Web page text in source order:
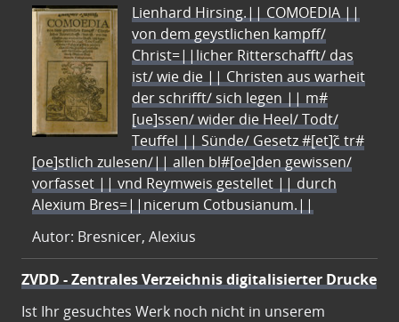
Lienhard Hirsing.|| COMOEDIA ||
von dem geystlichen kampff/
Christ=||licher Ritterschafft/ das
ist/ wie die || Christen aus warheit
der schrifft/ sich legen || m#
[ue]ssen/ wider die Heel/ Todt/
Teuffel || Sünde/ Gesetz #[et]c̃ tr#
[oe]stlich zulesen/|| allen bl#[oe]den gewissen/
vorfasset || vnd Reymweis gestellet || durch
Alexium Bres=||nicerum Cotbusianum.||
Autor: Bresnicer, Alexius
ZVDD - Zentrales Verzeichnis digitalisierter Drucke
Ist Ihr gesuchtes Werk noch nicht in unserem